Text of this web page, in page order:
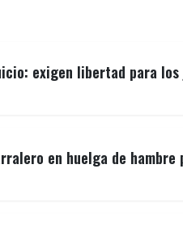
exigen libertad para
en huelga de